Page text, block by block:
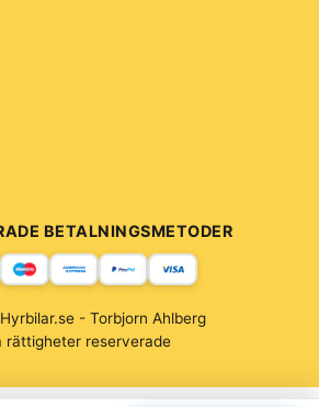
BETALNINGSMETODER
- Torbjorn Ahlberg
rättigheter reserverade